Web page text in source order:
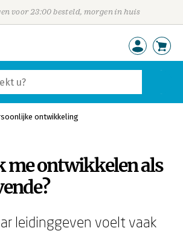
voor 23:00 besteld, morgen in huis
ontwikkeling
me ontwikkelen als
leidinggeven voelt vaak